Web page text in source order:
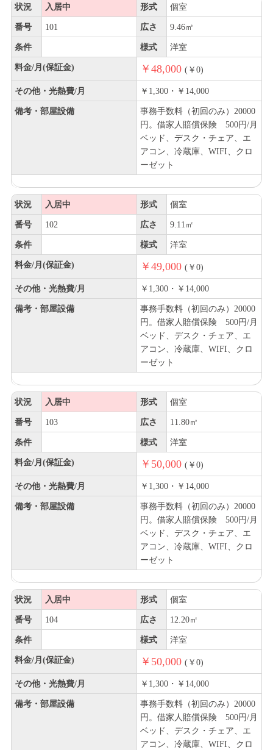
状況 入居中 形式 個室
番号 101 広さ 9.46㎡
条件 様式 洋室
料金/月(保証金) ￥48,000 (￥0)
その他・光熱費/月 ￥1,300・￥14,000
備考・部屋設備
事務手数料（初回のみ）20000
円。借家人賠償保険 500円/月
ベッド、デスク・チェア、エ
アコン、冷蔵庫、WIFI、クロ
ーゼット
状況 入居中 形式 個室
番号 102 広さ 9.11㎡
条件 様式 洋室
料金/月(保証金) ￥49,000 (￥0)
その他・光熱費/月 ￥1,300・￥14,000
備考・部屋設備
事務手数料（初回のみ）20000
円。借家人賠償保険 500円/月
ベッド、デスク・チェア、エ
アコン、冷蔵庫、WIFI、クロ
ーゼット
状況 入居中 形式 個室
番号 103 広さ 11.80㎡
条件 様式 洋室
料金/月(保証金) ￥50,000 (￥0)
その他・光熱費/月 ￥1,300・￥14,000
備考・部屋設備
事務手数料（初回のみ）20000
円。借家人賠償保険 500円/月
ベッド、デスク・チェア、エ
アコン、冷蔵庫、WIFI、クロ
ーゼット
状況 入居中 形式 個室
番号 104 広さ 12.20㎡
条件 様式 洋室
料金/月(保証金) ￥50,000 (￥0)
その他・光熱費/月 ￥1,300・￥14,000
備考・部屋設備
事務手数料（初回のみ）20000
円。借家人賠償保険 500円/月
ベッド、デスク・チェア、エ
アコン、冷蔵庫、WIFI、クロ